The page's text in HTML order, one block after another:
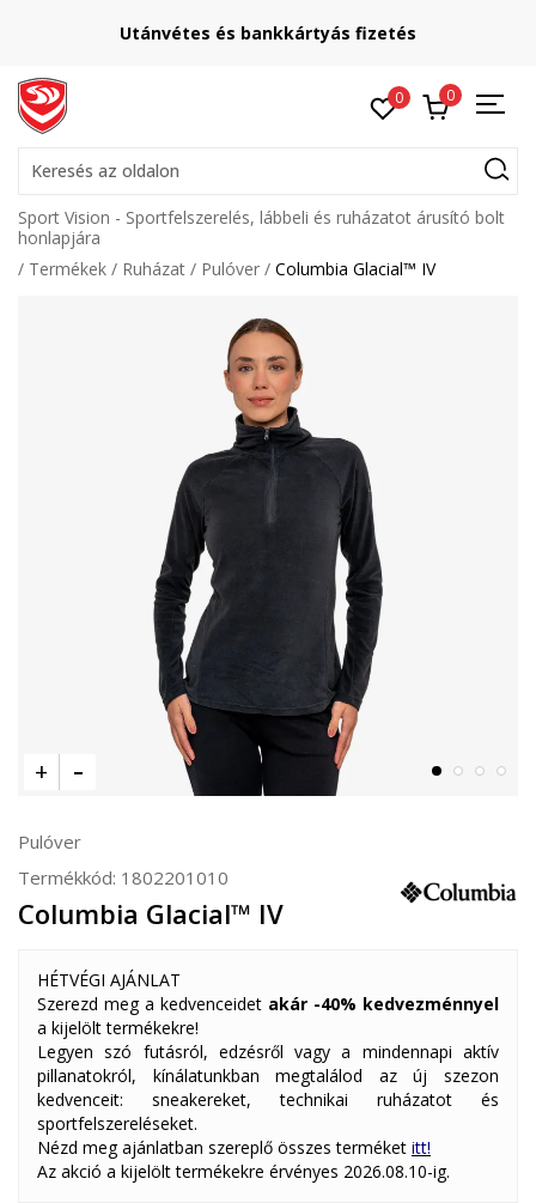
Utánvétes és bankkártyás fizetés
0 0
Keresés az oldalon
Sport Vision - Sportfelszerelés, lábbeli és ruházatot árusító bolt
honlapjára
Termékek
Ruházat Pulóver Columbia Glacial™ IV
Pulóver
Termékkód: 1802201010
Columbia Glacial™ IV
HÉTVÉGI AJÁNLAT
Szerezd meg a kedvenceidet akár -40% kedvezménnyel
a kijelölt termékekre!
Legyen szó futásról, edzésről vagy a mindennapi aktív
pillanatokról, kínálatunkban megtalálod az új szezon
kedvenceit: sneakereket, technikai ruházatot és
sportfelszereléseket.
Nézd meg ajánlatban szereplő összes terméket itt!
Az akció a kijelölt termékekre érvényes 2026.08.10-ig.